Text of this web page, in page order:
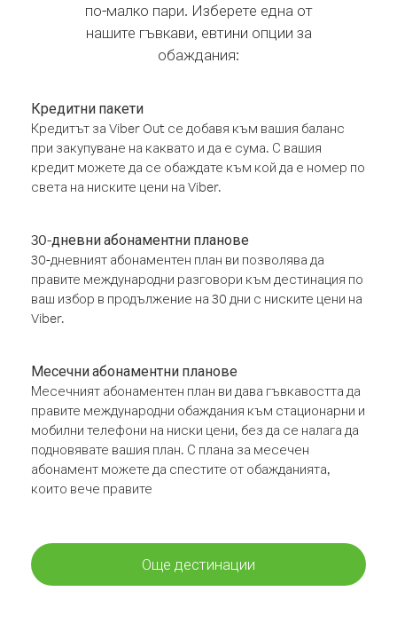
по-малко пари. Изберете една от
нашите гъвкави, евтини опции за
обаждания:
Кредитни пакети
Кредитът за Viber Out се добавя към вашия баланс
при закупуване на каквато и да е сума. С вашия
кредит можете да се обаждате към кой да е номер по
света на ниските цени на Viber.
30-дневни абонаментни планове
30-дневният абонаментен план ви позволява да
правите международни разговори към дестинация по
ваш избор в продължение на 30 дни с ниските цени на
Viber.
Месечни абонаментни планове
Месечният абонаментен план ви дава гъвкавостта да
правите международни обаждания към стационарни и
мобилни телефони на ниски цени, без да се налага да
подновявате вашия план. С плана за месечен
абонамент можете да спестите от обажданията,
които вече правите
Още дестинации